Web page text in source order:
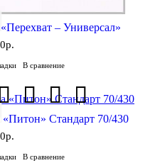
– Универсал»
В сравнение
«Питон» Стандарт 70/430
В сравнение